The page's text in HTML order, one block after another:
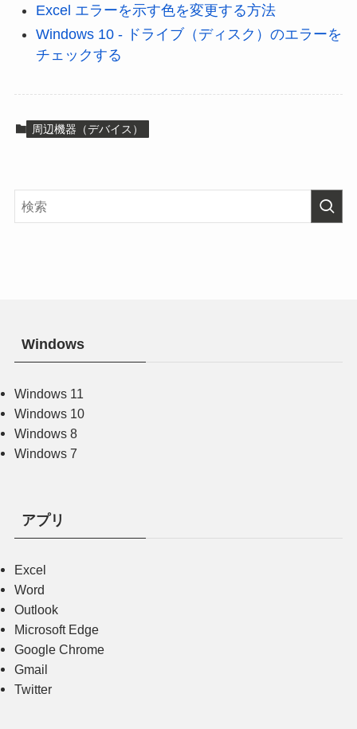
Excel エラーを示す色を変更する方法
Windows 10 - ドライブ（ディスク）のエラーを
チェックする
周辺機器（デバイス）
Windows
Windows 11
Windows 10
Windows 8
Windows 7
アプリ
Excel
Word
Outlook
Microsoft Edge
Google Chrome
Gmail
Twitter